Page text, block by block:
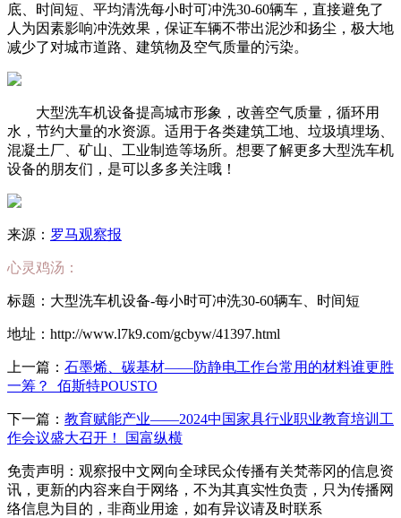
底、时间短、平均清洗每小时可冲洗30-60辆车，直接避免了
人为因素影响冲洗效果，保证车辆不带出泥沙和扬尘，极大地
减少了对城市道路、建筑物及空气质量的污染。
大型洗车机设备提高城市形象，改善空气质量，循环用
水，节约大量的水资源。适用于各类建筑工地、垃圾填埋场、
混凝土厂、矿山、工业制造等场所。想要了解更多大型洗车机
设备的朋友们，是可以多多关注哦！
来源： 罗马观察报
心灵鸡汤：
标题：大型洗车机设备-每小时可冲洗30-60辆车、时间短
地址：http://www.l7k9.com/gcbyw/41397.html
上一篇： 石墨烯、碳基材——防静电工作台常用的材料谁更胜
一筹？_佰斯特POUSTO
下一篇： 教育赋能产业——2024中国家具行业职业教育培训工
作会议盛大召开！ 国富纵横
免责声明：观察报中文网向全球民众传播有关梵蒂冈的信息资
讯，更新的内容来自于网络，不为其真实性负责，只为传播网
络信息为目的，非商业用途，如有异议请及时联系